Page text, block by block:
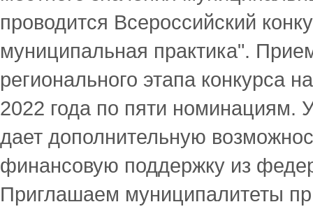
проводится Всероссийский
муниципальная практика".
регионального этапа конкурса
2022 года по пяти номинациям.
дает дополнительную
финансовую поддержку из
Приглашаем муниципалитеты